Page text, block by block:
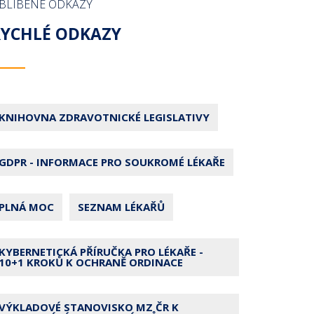
ODKAZY
ODKAZY
ZDRAVOTNICKÉ LEGISLATIVY
- INFORMACE PRO SOUKROMÉ LÉKAŘE
MOC SEZNAM LÉKAŘŮ
PŘÍRUČKA PRO LÉKAŘE -
KROKŮ K OCHRANĚ ORDINACE
STANOVISKO MZ ČR K